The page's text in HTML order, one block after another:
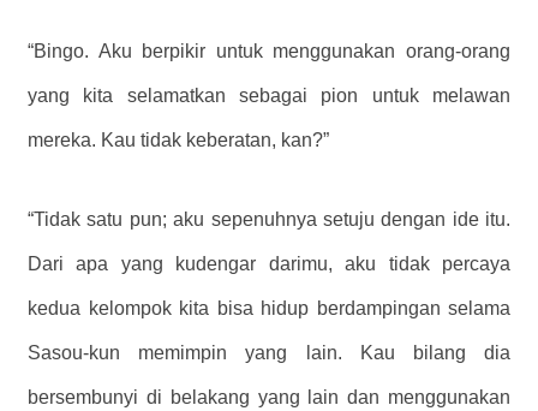
“Bingo. Aku berpikir untuk menggunakan orang-orang
yang kita selamatkan sebagai pion untuk melawan
mereka. Kau tidak keberatan, kan?”
“Tidak satu pun; aku sepenuhnya setuju dengan ide itu.
Dari apa yang kudengar darimu, aku tidak percaya
kedua kelompok kita bisa hidup berdampingan selama
Sasou-kun memimpin yang lain. Kau bilang dia
bersembunyi di belakang yang lain dan menggunakan